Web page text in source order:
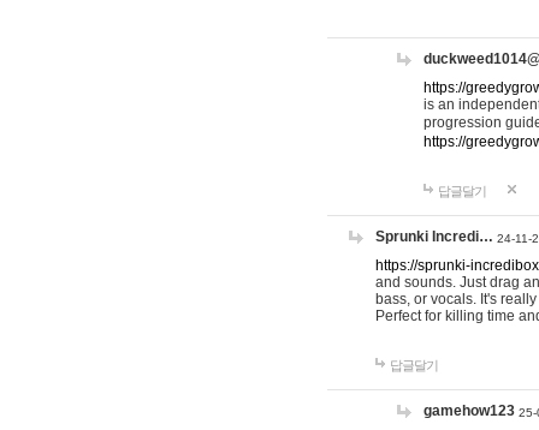
https://
is an
progression
https://
답글달기
Sprunki Incredi… 24-11-
https://sprunki-
and sounds. Just drag
bass, or vocals. It's
Perfect for killing time
답글달기
gamehow123 25-